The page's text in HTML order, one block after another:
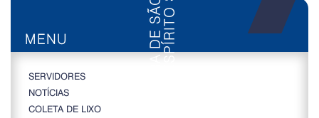
MENU
SERVIDORES
NOTÍCIAS
COLETA DE LIXO